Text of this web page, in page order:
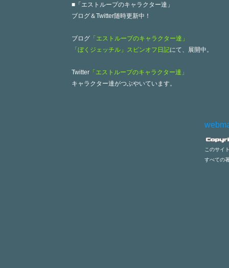
■「エストループのキャラクター達」
ブログ＆Twitter随時更新中！
ブログ 「エストループのキャラクター達」
「ぼくジェッチル」スピンオフ日記にて、展開中。
Twitter 「エストループのキャラクター達」
キャラクター達がつぶやいています。
このサイ
すべての